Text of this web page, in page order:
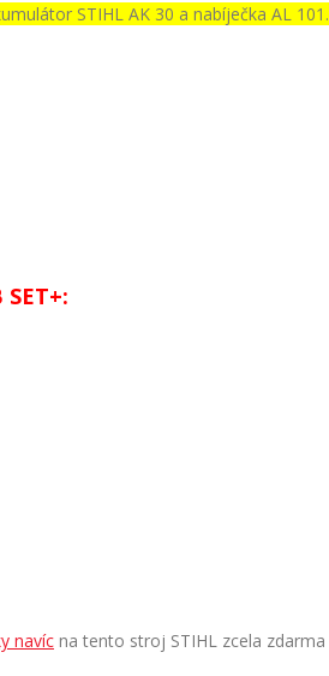
STIHL AK 30 a nabíječka AL 101.
navíc na tento stroj STIHL zcela zdarma